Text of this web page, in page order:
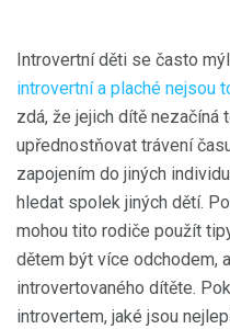
Introvertní děti se často
introvertní a plaché nejsou
zdá, že jejich dítě nezačíná
upřednostňovat trávení
zapojením do jiných
hledat spolek jiných dětí.
mohou tito rodiče použít
dětem být více odchodem,
introvertovaného dítěte.
introvertem, jaké jsou